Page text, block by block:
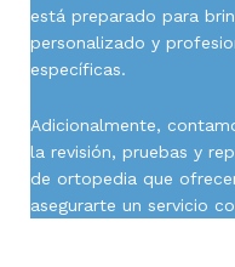
está preparado para
personalizado y
específicas.
Adicionalmente,
la revisión, pruebas y
de ortopedia que
asegurarte un servicio